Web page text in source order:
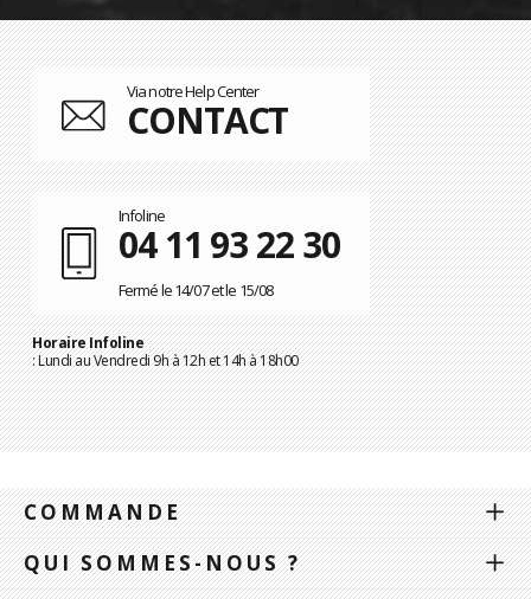
Via notre Help Center
CONTACT
Infoline
04 11 93 22 30
Fermé le 14/07 et le 15/08
Horaire Infoline
: Lundi au Vendredi 9h à 12h et 14h à 18h00
COMMANDE
QUI SOMMES-NOUS ?